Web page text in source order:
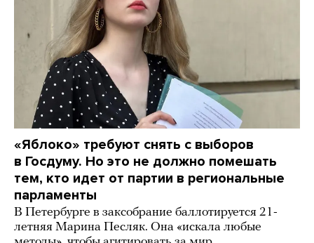
«Яблоко» требуют снять с выборов
в Госдуму. Но это не должно помешать
тем, кто идет от партии в региональные
парламенты
В Петербурге в заксобрание баллотируется 21-
летняя Марина Песляк. Она «искала любые